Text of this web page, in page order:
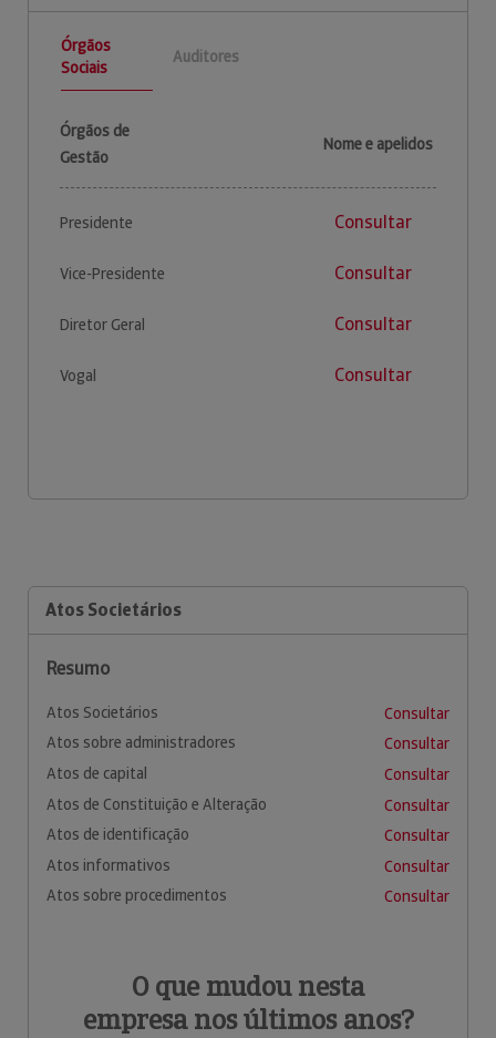
Órgãos
Sociais
Auditores
Órgãos de
Gestão
Nome e apelidos
Presidente Consultar
Vice-Presidente Consultar
Diretor Geral Consultar
Vogal Consultar
Atos Societários
Resumo
Atos Societários
Consultar
Atos sobre administradores
Consultar
Atos de capital
Consultar
Atos de Constituição e Alteração
Consultar
Atos de identificação
Consultar
Atos informativos
Consultar
Atos sobre procedimentos
Consultar
O que mudou nesta
empresa nos últimos anos?